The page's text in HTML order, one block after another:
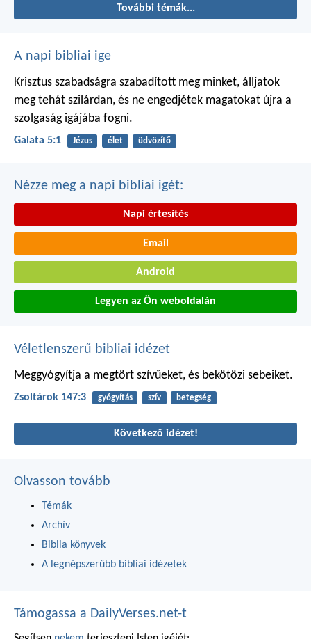
További témák...
A napi bibliai ige
Krisztus szabadságra szabadított meg minket, álljatok
meg tehát szilárdan, és ne engedjétek magatokat újra a
szolgaság igájába fogni.
Galata 5:1 Jézus élet üdvözítő
Nézze meg a napi bibliai igét:
Napi értesítés
Email
Android
Legyen az Ön weboldalán
Véletlenszerű bibliai idézet
Meggyógyítja a megtört szívűeket, és bekötözi sebeiket.
Zsoltárok 147:3 gyógyítás szív betegség
Következő idézet!
Olvasson tovább
Témák
Archív
Biblia könyvek
A legnépszerűbb bibliai idézetek
Támogassa a DailyVerses.net-t